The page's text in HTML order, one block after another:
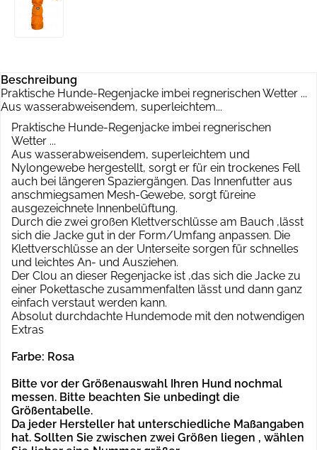
Beschreibung
Praktische Hunde-Regenjacke imbei regnerischen Wetter ...
Aus wasserabweisendem, superleichtem...
Praktische Hunde-Regenjacke imbei regnerischen
Wetter ...
Aus wasserabweisendem, superleichtem und
Nylongewebe hergestellt, sorgt er für ein trockenes Fell
auch bei längeren Spaziergängen. Das Innenfutter aus
anschmiegsamen Mesh-Gewebe, sorgt füreine
ausgezeichnete Innenbelüftung.
Durch die zwei großen Klettverschlüsse am Bauch ,lässt
sich die Jacke gut in der Form/Umfang anpassen. Die
Klettverschlüsse an der Unterseite sorgen für schnelles
und leichtes An- und Ausziehen.
Der Clou an dieser Regenjacke ist ,das sich die Jacke zu
einer Pokettasche zusammenfalten lässt und dann ganz
einfach verstaut werden kann.
Absolut durchdachte Hundemode mit den notwendigen
Extras
Farbe: Rosa
Bitte vor der Größenauswahl Ihren Hund nochmal
messen. Bitte beachten Sie unbedingt die
Größentabelle.
Da jeder Hersteller hat unterschiedliche Maßangaben
hat. Sollten Sie zwischen zwei Größen liegen , wählen